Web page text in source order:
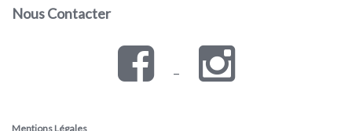
Nous Contacter
–
Mentions Légales